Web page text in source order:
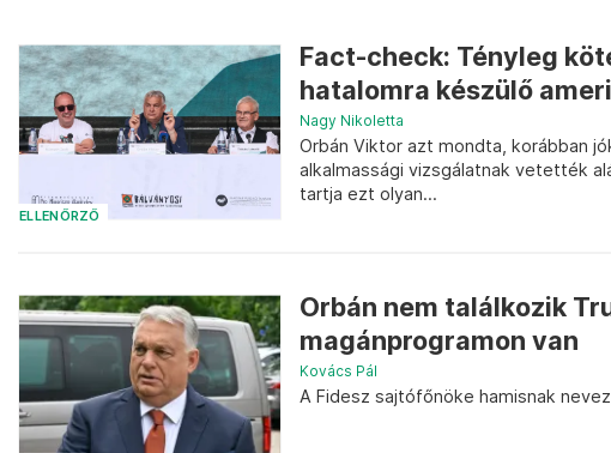
ELLENŐRZŐ
Fact-check: Tényleg
hatalomra készülő
Nagy Nikoletta
Orbán Viktor azt mondta, korábban
alkalmassági vizsgálatnak vetették
tartja ezt olyan...
Orbán nem találkozik
magánprogramon van
Kovács Pál
A Fidesz sajtófőnöke hamisnak